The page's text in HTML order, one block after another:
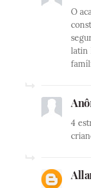
O
latin
4